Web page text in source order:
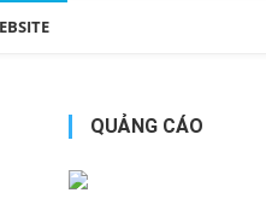
QUẢNG CÁO